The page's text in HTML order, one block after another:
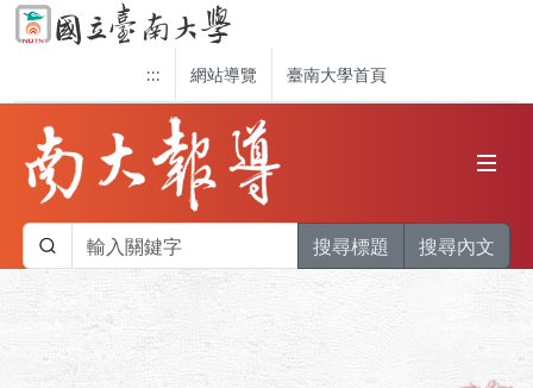
::: 網站導覽 臺南大學首頁
搜尋標題 搜尋內文